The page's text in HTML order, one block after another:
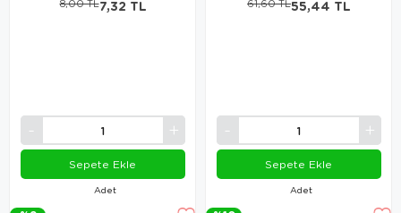
Adet
7,32 TL
8,00 TL
Sepete Ekle
Adet
55,44 TL
61,60 TL
Sepete Ekle